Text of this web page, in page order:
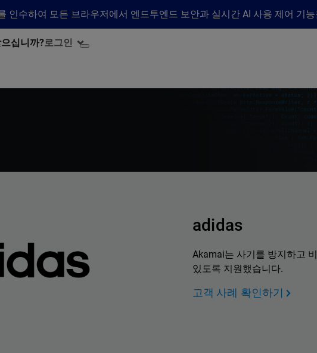
인수하여 모든 브라우저에서 엔드투엔드 보안과 실시간 AI 사용 제어 기
십니까?로그인
adidas
Akamai는 사기를 방지하고
있도록 지원했습니다.
고객 사례 확인하기